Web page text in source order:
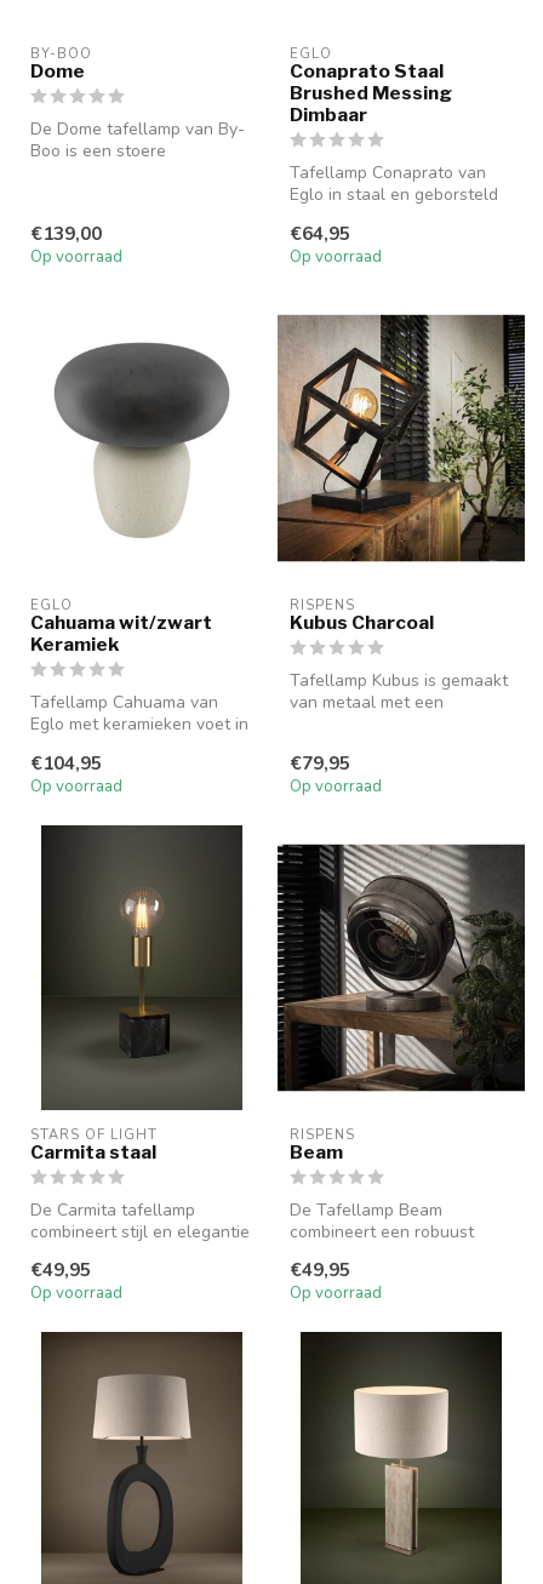
BY-BOO
Dome
De Dome tafellamp van By-
Boo is een stoere
€139,00
Op voorraad
EGLO
Conaprato Staal
Brushed Messing
Dimbaar
Tafellamp Conaprato van
Eglo in staal en geborsteld
€64,95
Op voorraad
EGLO
Cahuama wit/zwart
Keramiek
Tafellamp Cahuama van
Eglo met keramieken voet in
el...
€104,95
Op voorraad
RISPENS
Kubus Charcoal
Tafellamp Kubus is gemaakt
van metaal met een
€79,95
Op voorraad
STARS OF LIGHT
Carmita staal
De Carmita tafellamp
combineert stijl en elegantie
Gemaakt...
€49,95
Op voorraad
RISPENS
Beam
De Tafellamp Beam
combineert een robuust
sfeerverlichting, perf...
€49,95
Op voorraad